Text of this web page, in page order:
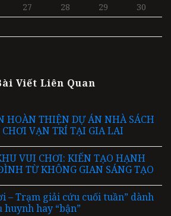
27 28 29
30
Viết Liên Quan
HOÀN THIỆN DỰ ÁN NHÀ SÁCH
VẠN TRÍ TẠI GIA LAI
VUI CHƠI: KIẾN TẠO HẠNH
TỪ KHÔNG GIAN SÁNG TẠO
– Trạm giải cứu cuối tuần” dành
huynh hay “bận”